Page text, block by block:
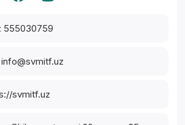
555030759
svmitf.uz